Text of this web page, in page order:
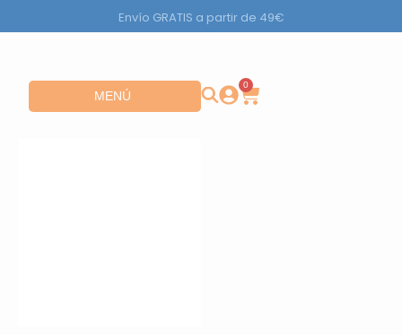
al
Envío GRATIS a partir de 49€
MENÚ Abrir MENÚ 0
Carrito